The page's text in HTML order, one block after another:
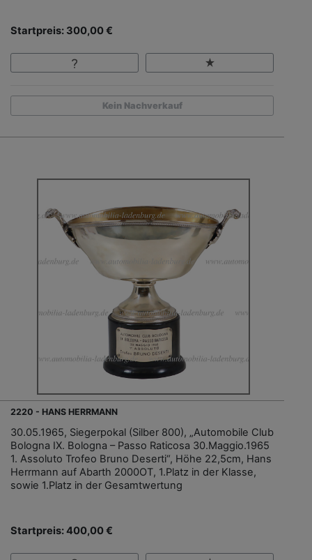
Startpreis: 300,00 €
Kein Nachverkauf
2220 - HANS HERRMANN
30.05.1965, Siegerpokal (Silber 800), „Automobile Club
Bologna IX. Bologna – Passo Raticosa 30.Maggio.1965
1. Assoluto Trofeo Bruno Deserti“, Höhe 22,5cm, Hans
Herrmann auf Abarth 2000OT, 1.Platz in der Klasse,
sowie 1.Platz in der Gesamtwertung
Startpreis: 400,00 €